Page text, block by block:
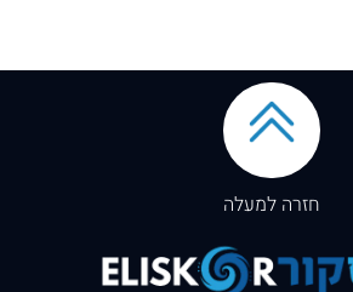
חזרה למעלה